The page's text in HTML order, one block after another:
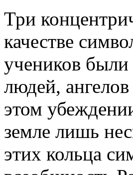
Три
качестве
учеников были
людей,
этом
земле лишь
этих кольца